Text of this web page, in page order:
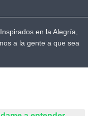
en la Alegría,
a la gente a que sea